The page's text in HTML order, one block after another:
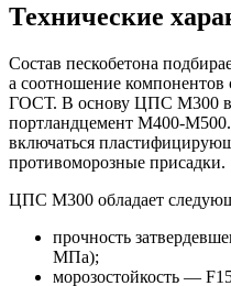
Технические
Состав пескобетона
а соотношение компонентов
ГОСТ. В основу ЦПС М300
портландцемент М400-
включаться
противоморозные присадки.
ЦПС М300 обладает
прочность
МПа);
морозостойкость ―